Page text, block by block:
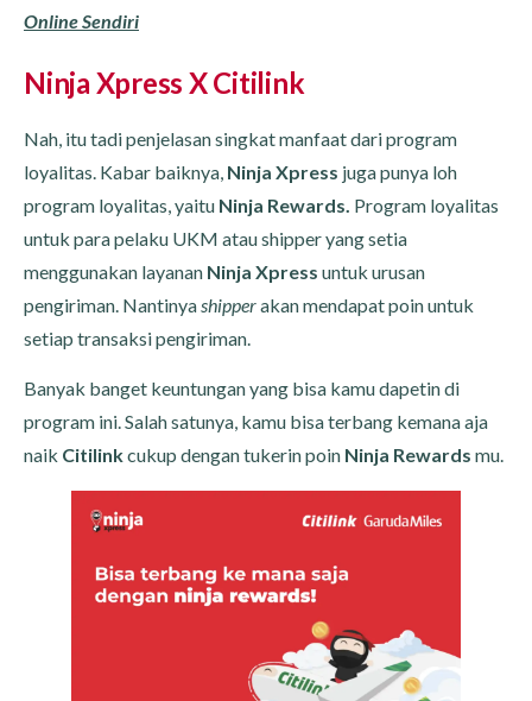
Online Sendiri
Ninja Xpress X Citilink
Nah, itu tadi penjelasan singkat manfaat dari program
loyalitas. Kabar baiknya, Ninja Xpress juga punya loh
program loyalitas, yaitu Ninja Rewards. Program loyalitas
untuk para pelaku UKM atau shipper yang setia
menggunakan layanan Ninja Xpress untuk urusan
pengiriman. Nantinyashipperakan mendapat poin untuk
setiap transaksi pengiriman.
Banyak banget keuntungan yang bisa kamu dapetin di
program ini. Salah satunya, kamu bisa terbang kemana aja
naik Citilinkcukup dengan tukerin poin Ninja Rewards mu.